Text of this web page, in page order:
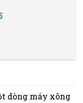
dòng máy xông